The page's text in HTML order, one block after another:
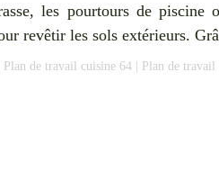
les pourtours de
revêtir les sols extérieurs.
Plan de travail cuisine 64 | Plan de travail